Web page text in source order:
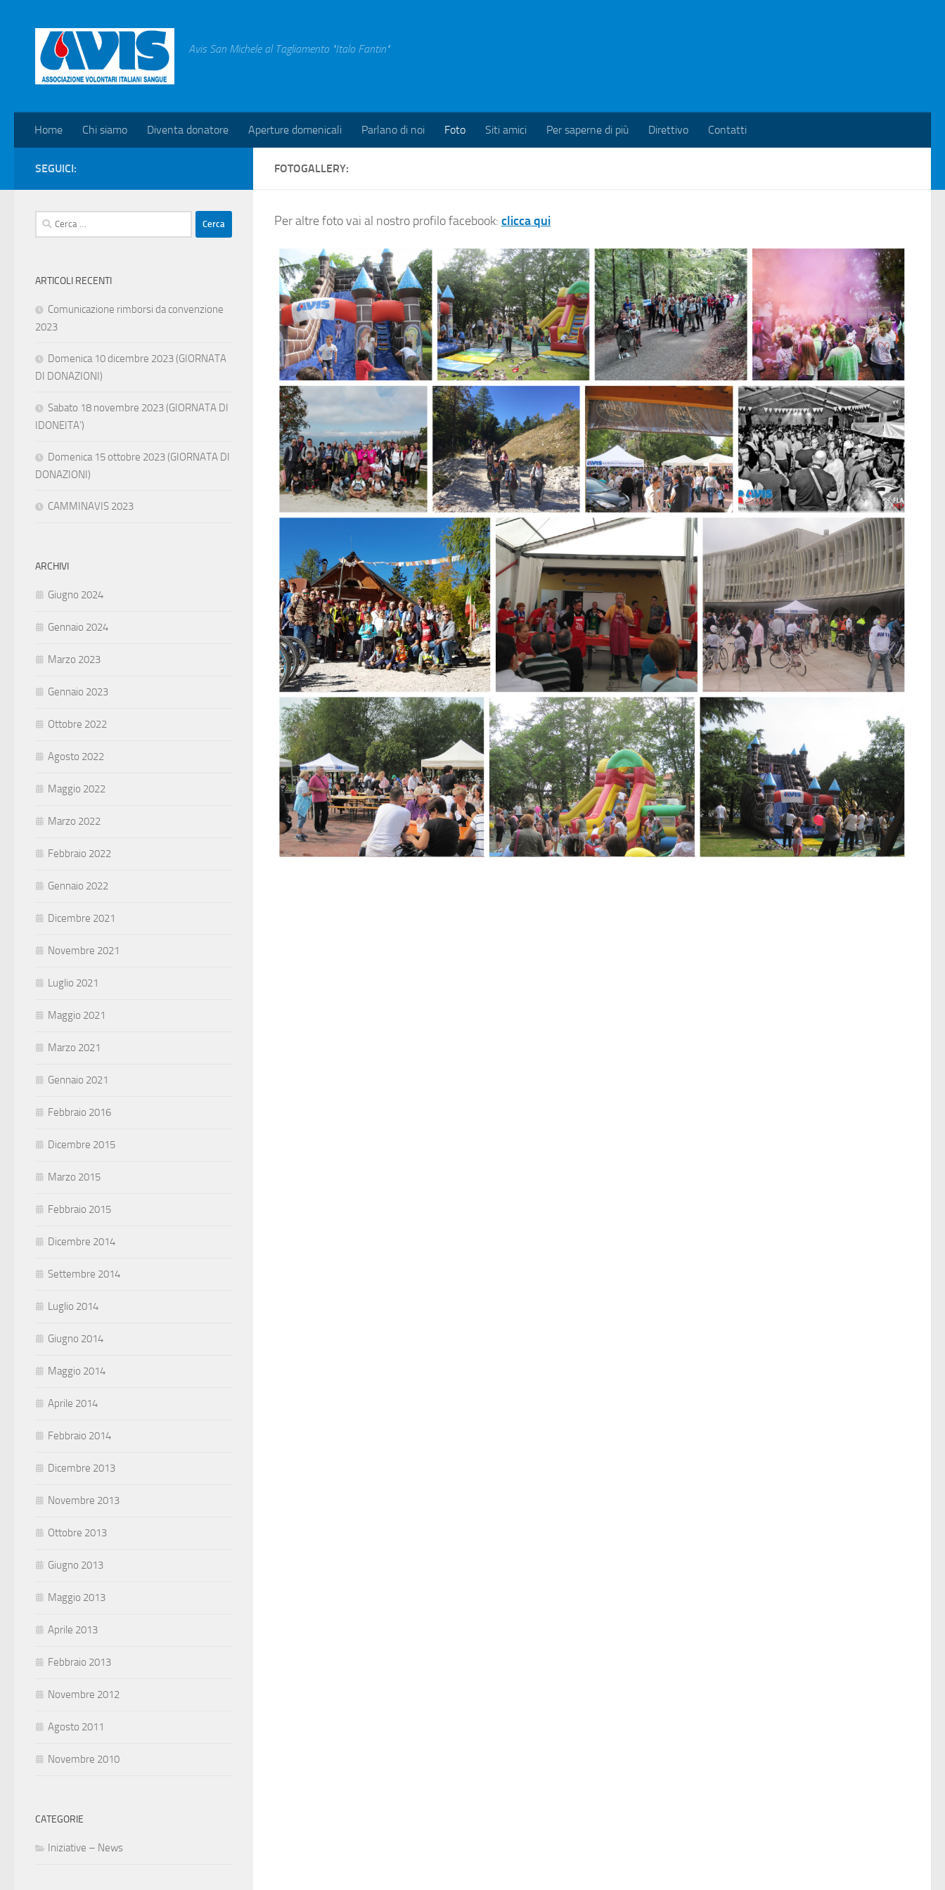
Avis San Michele al Tagliamento "Italo Fantin"
Home Chi siamo Diventa donatore Aperture domenicali Parlano di noi Foto Siti amici Per saperne di più Direttivo Contatti
FOTOGALLERY:
Per altre foto vai al nostro profilo facebook: clicca qui
SEGUICI:
Ricerca
per:
ARTICOLI RECENTI
Comunicazione rimborsi da convenzione
2023
Domenica 10 dicembre 2023 (GIORNATA
DI DONAZIONI)
Sabato 18 novembre 2023 (GIORNATA DI
IDONEITA’)
Domenica 15 ottobre 2023 (GIORNATA DI
DONAZIONI)
CAMMINAVIS 2023
ARCHIVI
Giugno 2024
Gennaio 2024
Marzo 2023
Gennaio 2023
Ottobre 2022
Agosto 2022
Maggio 2022
Marzo 2022
Febbraio 2022
Gennaio 2022
Dicembre 2021
Novembre 2021
Luglio 2021
Maggio 2021
Marzo 2021
Gennaio 2021
Febbraio 2016
Dicembre 2015
Marzo 2015
Febbraio 2015
Dicembre 2014
Settembre 2014
Luglio 2014
Giugno 2014
Maggio 2014
Aprile 2014
Febbraio 2014
Dicembre 2013
Novembre 2013
Ottobre 2013
Giugno 2013
Maggio 2013
Aprile 2013
Febbraio 2013
Novembre 2012
Agosto 2011
Novembre 2010
CATEGORIE
Iniziative – News